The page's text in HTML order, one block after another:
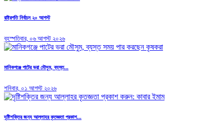
রাষ্ট্রপতি নির্বাচন ২০ আগস্ট
বৃহস্পতিবার, ০৬ আগস্ট ২০২৬
মানিকগঞ্জে পাটের ভরা মৌসুম, ব্যস্ত...
শনিবার, ০১ আগস্ট ২০২৬
দৃষ্টিশক্তির জন্য আল্লাহর কৃতজ্ঞতা প্রকাশ...